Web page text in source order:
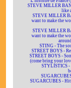
STEVE MILLER
like
STEVE MILLER
want to make the
STEVE MILLER
want to make the
STING - The
STREET BOYS -
STREET BOYS -
(come bring your
STYLISTICS -
SUGARCUBES -